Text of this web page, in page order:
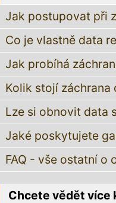
Jak postupovat při
Co je vlastně data
Jak probíhá
Kolik stojí záchrana
Lze si obnovit data
Jaké poskytujete
FAQ - vše ostatní o
Chcete vědět více